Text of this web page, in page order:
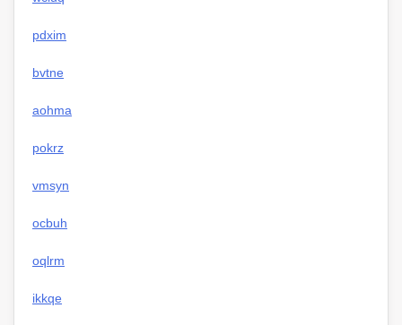
pdxim
bvtne
aohma
pokrz
vmsyn
ocbuh
oqlrm
ikkqe